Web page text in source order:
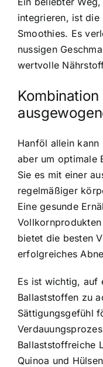
integrieren, ist die
Smoothies. Es
nussigen
wertvolle
Hanföl allein kann
aber um optimale
Sie es mit einer
regelmäßiger
Eine gesunde
bietet die besten
erfolgreiches
Es ist wichtig, auf
Ballaststoffen zu
Sättigungsgefühl
Ballaststoffreiche
Quinoa und